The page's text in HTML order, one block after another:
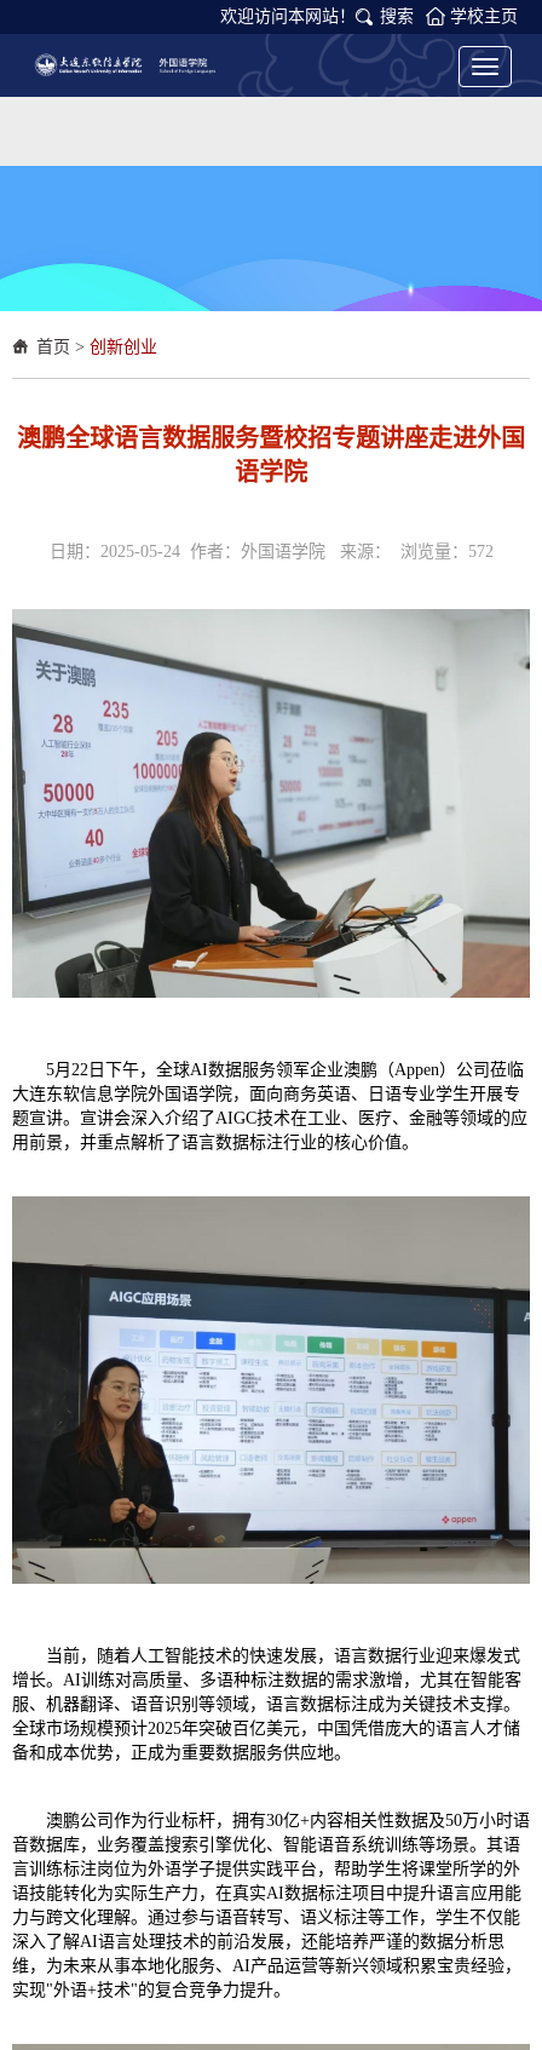
欢迎访问本网站！ 搜索 学校主页
Toggle
首页 > 创新创业
澳鹏全球语言数据服务暨校招专题讲座走进外国
语学院
日期：2025-05-24 作者：外国语学院 来源： 浏览量： 572
5月22日下午，全球AI数据服务领军企业澳鹏（Appen）公司莅临
大连东软信息学院外国语学院，面向商务英语、日语专业学生开展专
题宣讲。宣讲会深入介绍了AIGC技术在工业、医疗、金融等领域的应
用前景，并重点解析了语言数据标注行业的核心价值。
当前，随着人工智能技术的快速发展，语言数据行业迎来爆发式
增长。AI训练对高质量、多语种标注数据的需求激增，尤其在智能客
服、机器翻译、语音识别等领域，语言数据标注成为关键技术支撑。
全球市场规模预计2025年突破百亿美元，中国凭借庞大的语言人才储
备和成本优势，正成为重要数据服务供应地。
澳鹏公司作为行业标杆，拥有30亿+内容相关性数据及50万小时语
音数据库，业务覆盖搜索引擎优化、智能语音系统训练等场景。其语
言训练标注岗位为外语学子提供实践平台，帮助学生将课堂所学的外
语技能转化为实际生产力，在真实AI数据标注项目中提升语言应用能
力与跨文化理解。通过参与语音转写、语义标注等工作，学生不仅能
深入了解AI语言处理技术的前沿发展，还能培养严谨的数据分析思
维，为未来从事本地化服务、AI产品运营等新兴领域积累宝贵经验，
实现"外语+技术"的复合竞争力提升。